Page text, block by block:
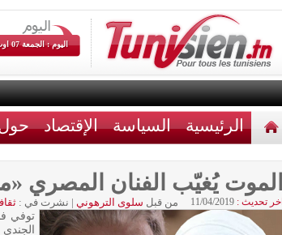
اليوم : الجمعة 07 اوت 2026
الرئيسية السياسة الإقتصاد حول
الموت يُغيّب الفنان المصري
اخر تحديث : 11/04/2019 من قبل سلوى الترهوني | نشرت في :
توفي